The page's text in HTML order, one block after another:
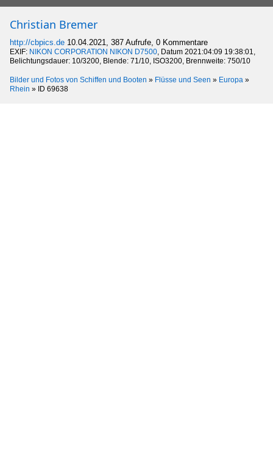
Christian Bremer
http://cbpics.de 10.04.2021, 387 Aufrufe, 0 Kommentare
EXIF: NIKON CORPORATION NIKON D7500, Datum 2021:04:09 19:38:01,
Belichtungsdauer: 10/3200, Blende: 71/10, ISO3200, Brennweite: 750/10
Bilder und Fotos von Schiffen und Booten » Flüsse und Seen » Europa »
Rhein » ID 69638